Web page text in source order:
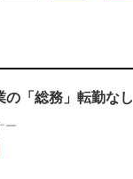
の「総務」転勤なし
ー